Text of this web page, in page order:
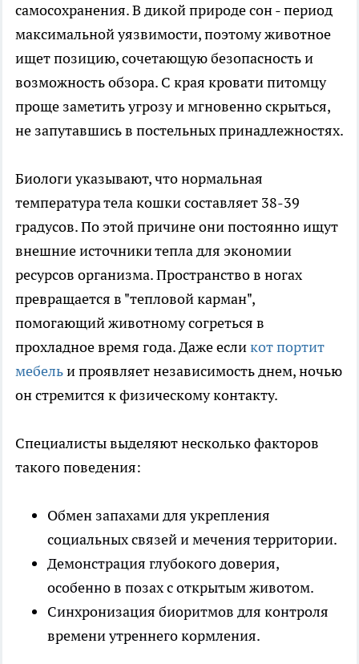
самосохранения. В дикой природе сон - период
максимальной уязвимости, поэтому животное
ищет позицию, сочетающую безопасность и
возможность обзора. С края кровати питомцу
проще заметить угрозу и мгновенно скрыться,
не запутавшись в постельных принадлежностях.
Биологи указывают, что нормальная
температура тела кошки составляет 38-39
градусов. По этой причине они постоянно ищут
внешние источники тепла для экономии
ресурсов организма. Пространство в ногах
превращается в "тепловой карман",
помогающий животному согреться в
прохладное время года. Даже есликот портит
мебельи проявляет независимость днем, ночью
он стремится к физическому контакту.
Специалисты выделяют несколько факторов
такого поведения:
Обмен запахами для укрепления
социальных связей и мечения территории.
Демонстрация глубокого доверия,
особенно в позах с открытым животом.
Синхронизация биоритмов для контроля
времени утреннего кормления.